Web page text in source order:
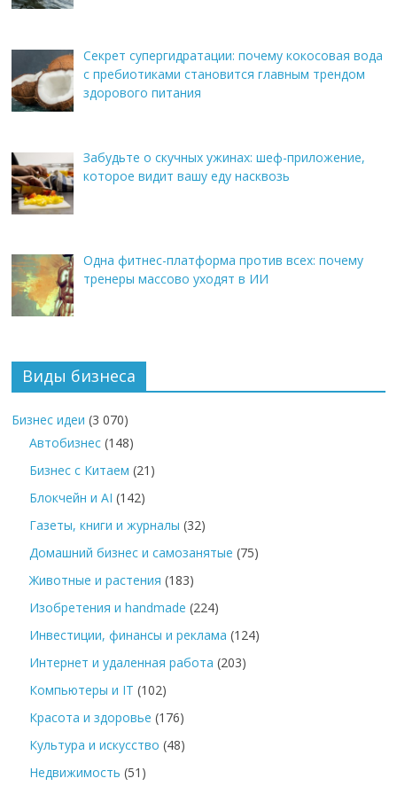
Секрет супергидратации: почему кокосовая вода
с пребиотиками становится главным трендом
здорового питания
Забудьте о скучных ужинах: шеф-приложение,
которое видит вашу еду насквозь
Одна фитнес-платформа против всех: почему
тренеры массово уходят в ИИ
Виды бизнеса
Бизнес идеи (3 070)
Автобизнес (148)
Бизнес с Китаем (21)
Блокчейн и AI (142)
Газеты, книги и журналы (32)
Домашний бизнес и самозанятые (75)
Животные и растения (183)
Изобретения и handmade (224)
Инвестиции, финансы и реклама (124)
Интернет и удаленная работа (203)
Компьютеры и IT (102)
Красота и здоровье (176)
Культура и искусство (48)
Недвижимость (51)